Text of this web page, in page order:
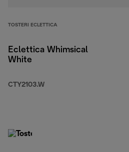
TOSTERI ECLETTICA
Eclettica Whimsical
White
CTY2103.W